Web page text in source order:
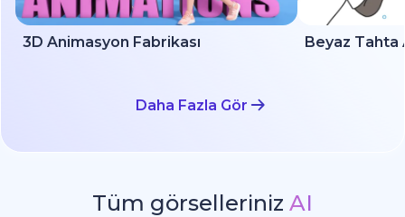
3D Animasyon Fabrikası Beyaz Tahta
Daha Fazla Gör
Tüm görselleriniz AI